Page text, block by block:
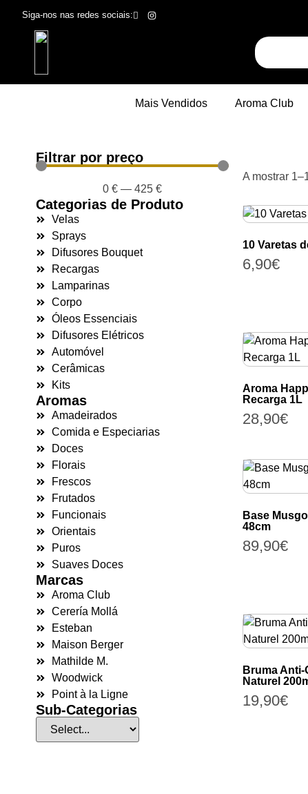
Siga-nos nas redes sociais:
Mais Vendidos Aroma Club
Filtrar por preço
0 € — 425 €
Categorias de Produto
Velas
Sprays
Difusores Bouquet
Recargas
Lamparinas
Corpo
Óleos Essenciais
Difusores Elétricos
Automóvel
Cerâmicas
Kits
Aromas
Amadeirados
Comida e Especiarias
Doces
Florais
Frescos
Frutados
Funcionais
Orientais
Puros
Suaves Doces
Marcas
Aroma Club
Cerería Mollá
Esteban
Maison Berger
Mathilde M.
Woodwick
Point à la Ligne
Sub-Categorias
A mostrar
10 Varetas
6,90€
Aroma
Recarga 1L
28,90€
Base
48cm
89,90€
Bruma
Naturel
19,90€